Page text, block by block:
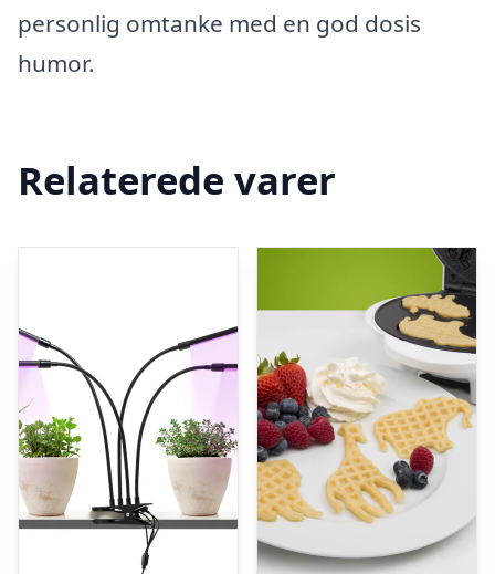
personlig omtanke med en god dosis
humor.
Relaterede varer